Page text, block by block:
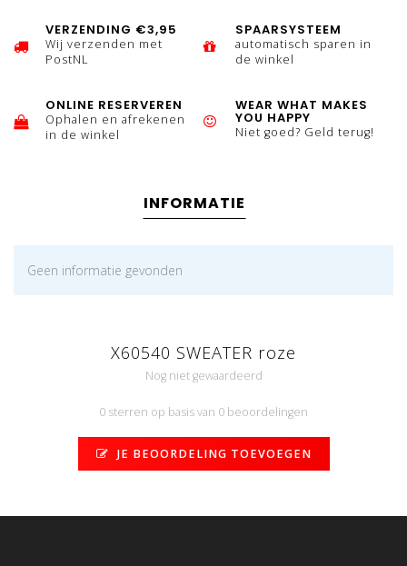
VERZENDING €3,95
Wij verzenden met
PostNL
SPAARSYSTEEM
automatisch sparen in
de winkel
ONLINE RESERVEREN
Ophalen en afrekenen
in de winkel
WEAR WHAT MAKES
YOU HAPPY
Niet goed? Geld terug!
INFORMATIE
Geen informatie gevonden
X60540 SWEATER roze
Nog niet gewaardeerd
0 sterren op basis van 0 beoordelingen
JE BEOORDELING TOEVOEGEN